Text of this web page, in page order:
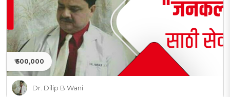
₹ 500,000
Dr. Dilip B Wani